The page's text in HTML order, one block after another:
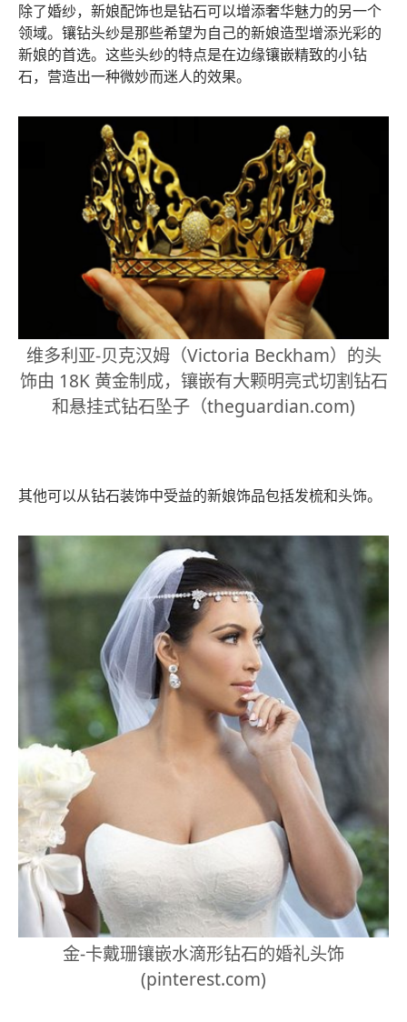
除了婚纱，新娘配饰也是钻石可以增添奢华魅力的另一个
领域。镶钻头纱是那些希望为自己的新娘造型增添光彩的
新娘的首选。这些头纱的特点是在边缘镶嵌精致的小钻
石，营造出一种微妙而迷人的效果。
维多利亚-贝克汉姆（Victoria Beckham）的头
饰由 18K 黄金制成，镶嵌有大颗明亮式切割钻石
和悬挂式钻石坠子（theguardian.com)
其他可以从钻石装饰中受益的新娘饰品包括发梳和头饰。
金-卡戴珊镶嵌水滴形钻石的婚礼头饰
(pinterest.com)